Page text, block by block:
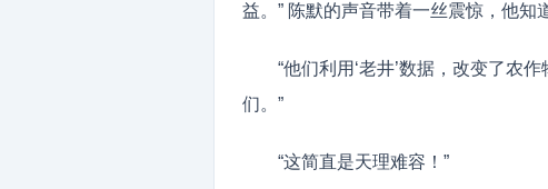
益。” 陈默的声音带着一丝震惊，他知
“他们利用‘老井’数据，改变了农
们。”
“这简直是天理难容！”